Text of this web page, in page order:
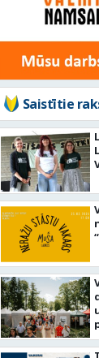
Saistītie